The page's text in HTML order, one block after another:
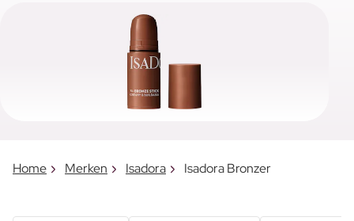
Home Merken Isadora Isadora Bronzer